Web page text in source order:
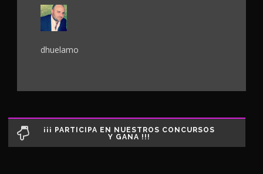
dhuelamo
¡¡¡ PARTICIPA EN NUESTROS CONCURSOS
Y GANA !!!